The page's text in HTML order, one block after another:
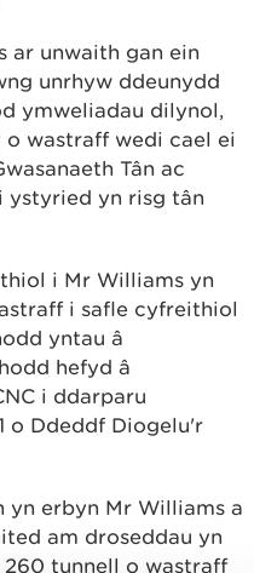
ar unwaith gan ein
unrhyw ddeunydd
ymweliadau dilynol,
wastraff wedi cael ei
Tân ac
ystyried yn risg tân
i Mr Williams yn
i safle cyfreithiol
yntau â
hefyd â
i ddarparu
o Ddeddf Diogelu'r
yn erbyn Mr Williams a
am droseddau yn
tunnell o wastraff